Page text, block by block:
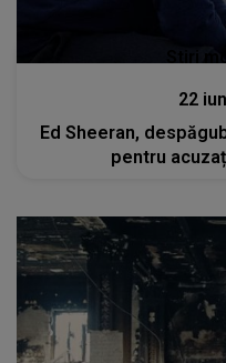
Stiri
22
Ed Sheeran,
pentru